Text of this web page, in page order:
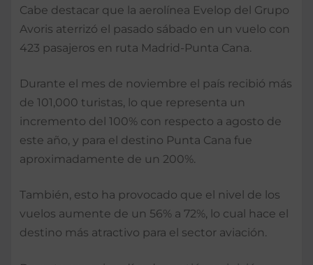
Cabe destacar que la aerolínea Evelop del Grupo
Avoris aterrizó el pasado sábado en un vuelo con
423 pasajeros en ruta Madrid-Punta Cana.
Durante el mes de noviembre el país recibió más
de 101,000 turistas, lo que representa un
incremento del 100% con respecto a agosto de
este año, y para el destino Punta Cana fue
aproximadamente de un 200%.
También, esto ha provocado que el nivel de los
vuelos aumente de un 56% a 72%, lo cual hace el
destino más atractivo para el sector aviación.